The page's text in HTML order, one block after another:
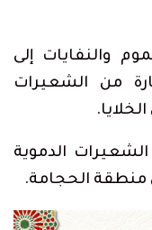
والنفايات إلى
من الشعيرات
الشعيرات الدموية
منطقة الحجامة.